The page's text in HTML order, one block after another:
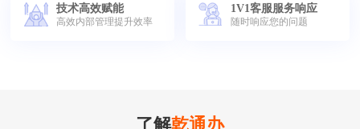
技术高效赋能
高效内部管理提升效率
1V1客服服务响应
随时响应您的问题
了解乾通办